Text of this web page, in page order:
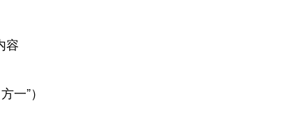
容
一”）